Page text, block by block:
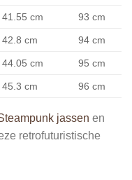
41.55 cm 93 cm
42.8 cm 94 cm
44.05 cm 95 cm
45.3 cm 96 cm
jassen en
retrofuturistische